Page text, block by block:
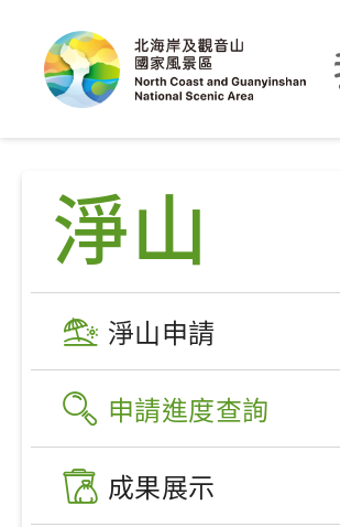
淨山
淨山申請
申請進度查詢
成果展示